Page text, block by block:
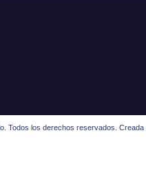
Todos los derechos reservados. Creada